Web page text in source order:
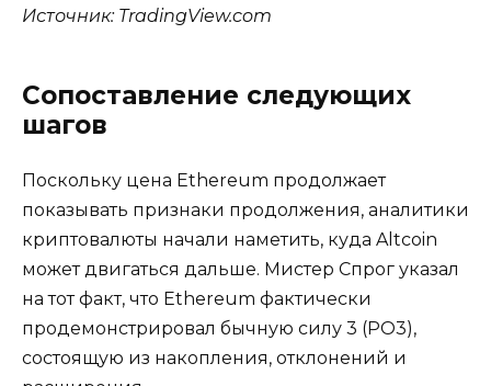
Источник: TradingView.com
Сопоставление следующих
шагов
Поскольку цена Ethereum продолжает
показывать признаки продолжения, аналитики
криптовалюты начали наметить, куда Altcoin
может двигаться дальше. Мистер Спрог указал
на тот факт, что Ethereum фактически
продемонстрировал бычную силу 3 (PO3),
состоящую из накопления, отклонений и